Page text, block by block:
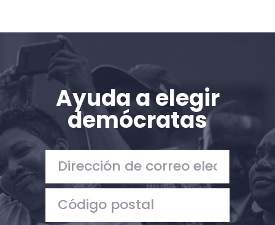
Inicio
Trabaja con nosotros
Pulse
Su fiesta
Acción
Donar
Ayuda a elegir
demócratas